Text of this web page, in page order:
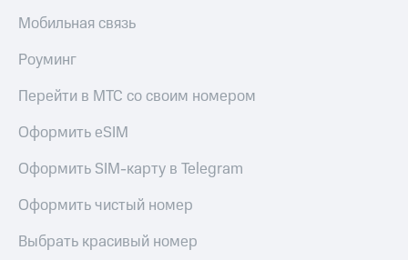
Мобильная связь
Роуминг
Перейти в МТС со своим номером
Оформить eSIM
Оформить SIM-карту в Telegram
Оформить чистый номер
Выбрать красивый номер